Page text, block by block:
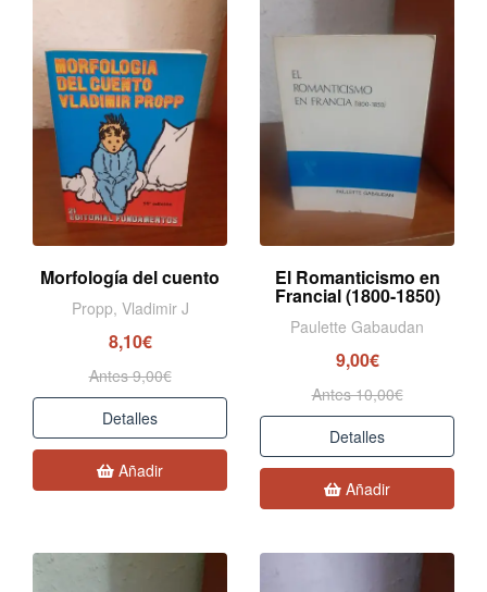
Morfología del cuento
Propp, Vladimir J
8,10€
Antes 9,00€
Detalles
Añadir
El Romanticismo en
Francial (1800-1850)
Paulette Gabaudan
9,00€
Antes 10,00€
Detalles
Añadir